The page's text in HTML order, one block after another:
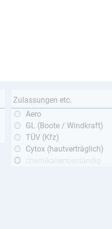
Zulassungen etc.
Aero
GL (Boote / Windkraft)
TÜV (Kfz)
Cytox (hautverträglich)